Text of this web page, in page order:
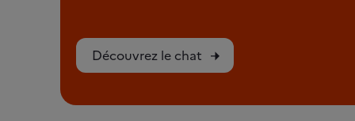
Découvrez le chat